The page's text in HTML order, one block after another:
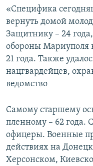
«Специфика
вернуть домой
Защитнику – 24
обороны Мариуполя
21 года. Также
нацгвардейцев,
ведомство
Самому старшему
пленному – 62 года.
офицеры. Военные
действиях на
Херсонском,